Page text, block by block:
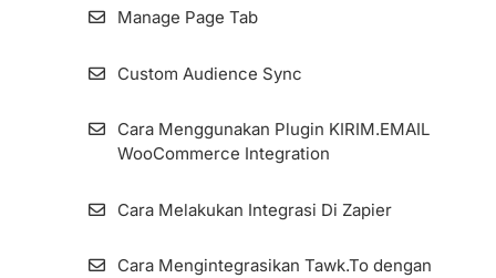
Manage Page Tab
Custom Audience Sync
Cara Menggunakan Plugin KIRIM.EMAIL
WooCommerce Integration
Cara Melakukan Integrasi Di Zapier
Cara Mengintegrasikan Tawk.To dengan